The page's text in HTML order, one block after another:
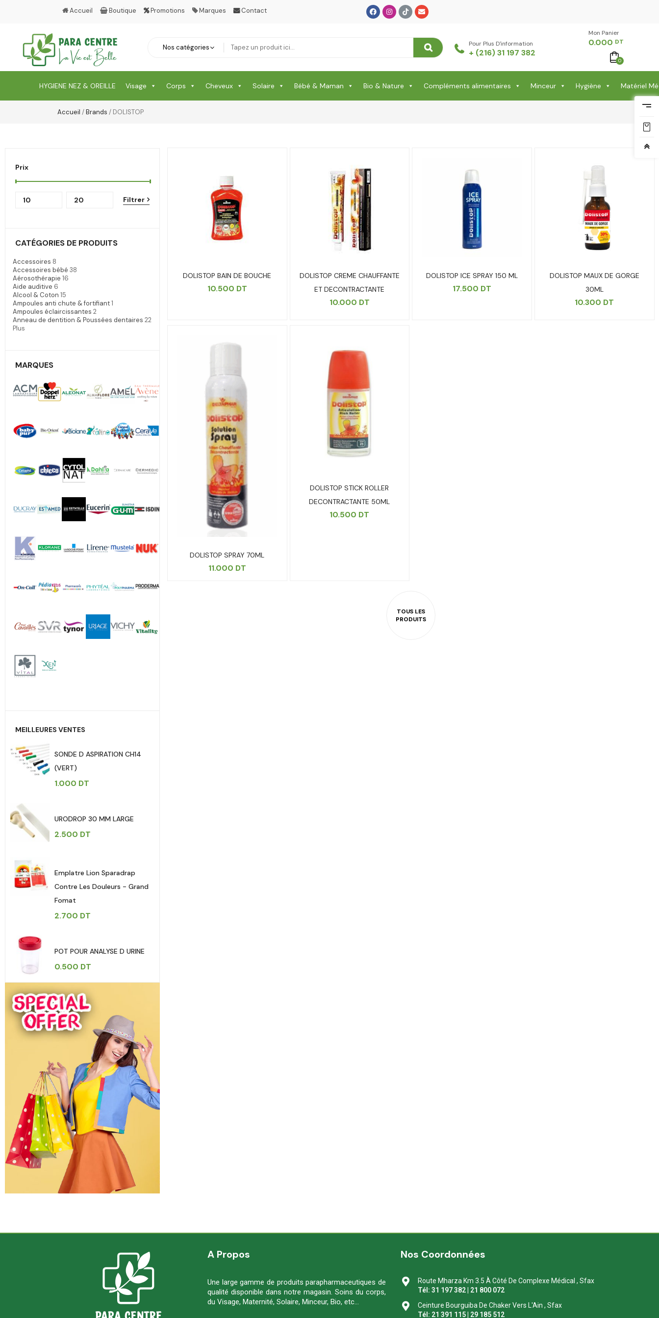
Accueil Boutique Promotions Marques Contact
Pour Plus D'information
+ (216) 31 197 382
Mon Panier -
0.000 DT
0
HYGIENE NEZ & OREILLE Visage Corps Cheveux Solaire Bébé & Maman Bio & Nature Compléments alimentaires Minceur Hygiène Matériel
Accueil /Brands / DOLISTOP
Prix
Filtrer
CATÉGORIES DE PRODUITS
Accessoires 8
Accessoires bébé 38
Aérosothérapie 16
Aide auditive 6
Alcool & Coton 15
Ampoules anti chute & fortifiant1
Ampoules éclaircissantes 2
Anneau de dentition & Poussées dentaires 22
Plus
MARQUES
MEILLEURES VENTES
SONDE D ASPIRATION CH14
(VERT)
1.000 DT
URODROP 30 MM LARGE
2.500 DT
Emplatre Lion Sparadrap
Contre Les Douleurs - Grand
Fomat
2.700 DT
POT POUR ANALYSE D URINE
0.500 DT
DOLISTOP BAIN DE BOUCHE
10.500 DT
DOLISTOP CREME CHAUFFANTE
ET DECONTRACTANTE
10.000 DT
DOLISTOP ICE SPRAY 150 ML
17.500 DT
DOLISTOP MAUX DE GORGE
30ML
10.300 DT
DOLISTOP SPRAY 70ML
11.000 DT
DOLISTOP STICK ROLLER
DECONTRACTANTE 50ML
10.500 DT
A Propos
Une large gamme de produits parapharmaceutiques de
qualité disponible dans notre magasin. Soins du corps,
du Visage, Maternité, Solaire, Minceur, Bio, etc…
Nos Coordonnées
Route Mharza Km 3.5 À Côté De Complexe Médical , Sfax
Tél: 31 197 382 | 21 800 072
Ceinture Bourguiba De Chaker Vers L'Ain , Sfax
Tél: 21 391 115 | 29 185 512